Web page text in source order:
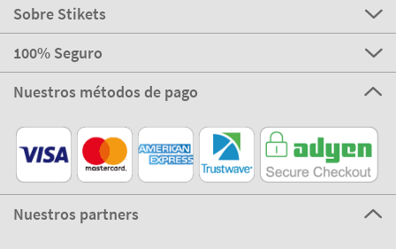
Sobre Stikets
100% Seguro
Nuestros métodos de pago
Nuestros partners